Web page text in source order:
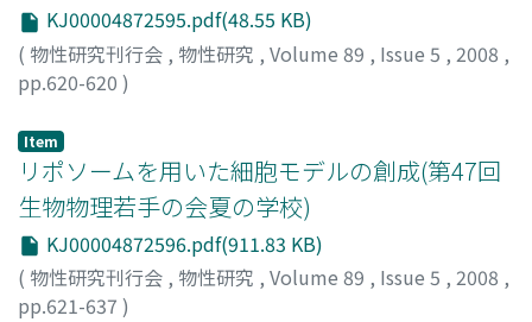
KJ00004872595.pdf(48.55 KB)
( 物性研究刊行会 , 物性研究 , Volume 89 , Issue 5 , 2008 ,
pp.620-620 )
Item
リポソームを用いた細胞モデルの創成(第47回
生物物理若手の会夏の学校)
KJ00004872596.pdf(911.83 KB)
( 物性研究刊行会 , 物性研究 , Volume 89 , Issue 5 , 2008 ,
pp.621-637 )